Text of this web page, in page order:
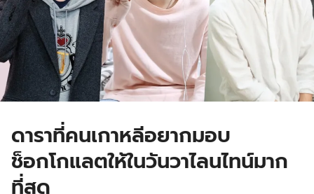
ดาราที่คนเกาหลีอยากมอบ
ช็อกโกแลตให้ในวันวาไลนไทน์มาก
ที่สุด